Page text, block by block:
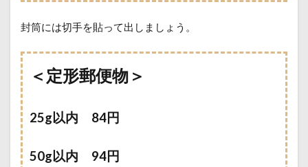
封筒には切手を貼って出しましょう。
＜定形郵便物＞
25g以内 84円
50g以内 94円